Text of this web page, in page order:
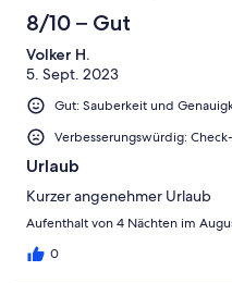
8/10 – Gut
Volker H.
5. Sept. 2023
Gut: Sauberkeit und
Verbesserungswürdig:
Urlaub
Kurzer angenehmer Urlaub
Aufenthalt von 4 Nächten im
0